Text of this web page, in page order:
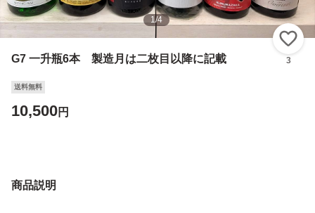
1/4
G7 一升瓶6本 製造月は二枚目以降に記載 3
送料無料
10,500円
商品説明